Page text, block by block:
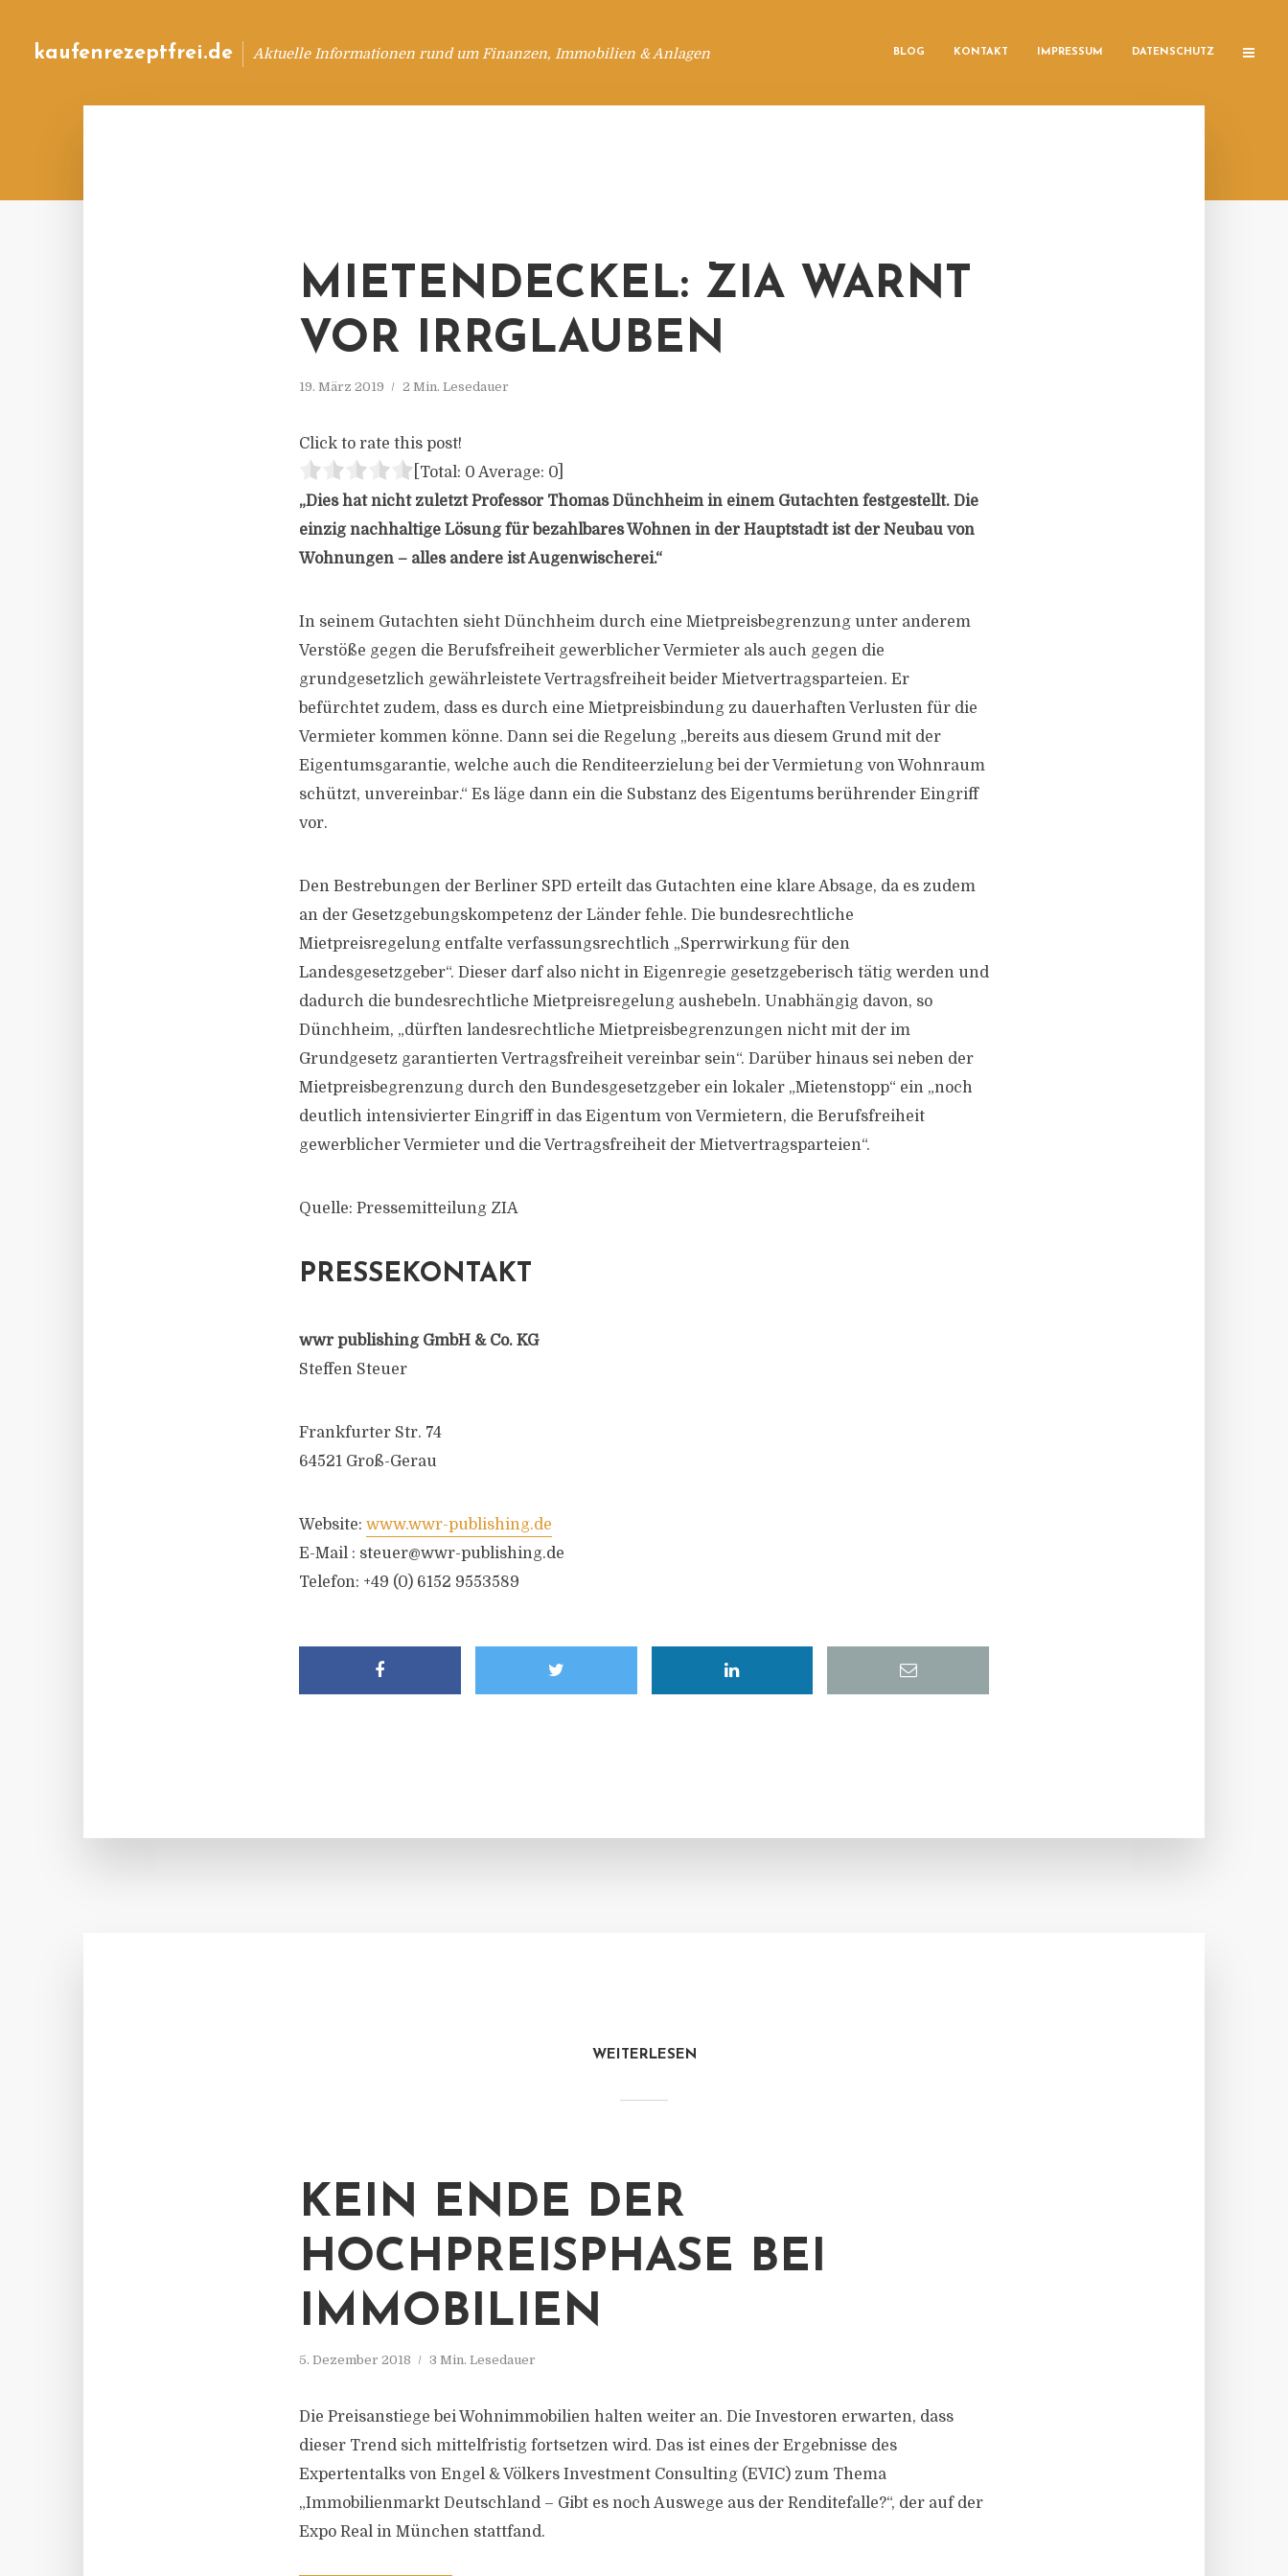
kaufenrezeptfrei.de Aktuelle Informationen rund um Finanzen, Immobilien & Anlagen BLOG KONTAKT IMPRESSUM DATENSCHUTZ
MIETENDECKEL: ZIA WARNT
VOR IRRGLAUBEN
19. März 2019 2 Min. Lesedauer
Click to rate this post!
[Total: 0 Average: 0
„Dies hat nicht zuletzt Professor Thomas Dünchheim in einem Gutachten festgestellt. Die
einzig nachhaltige Lösung für bezahlbares Wohnen in der Hauptstadt ist der Neubau von
Wohnungen – alles andere ist Augenwischerei.“
In seinem Gutachten sieht Dünchheim durch eine Mietpreisbegrenzung unter anderem
Verstöße gegen die Berufsfreiheit gewerblicher Vermieter als auch gegen die
grundgesetzlich gewährleistete Vertragsfreiheit beider Mietvertragsparteien. Er
befürchtet zudem, dass es durch eine Mietpreisbindung zu dauerhaften Verlusten für die
Vermieter kommen könne. Dann sei die Regelung „bereits aus diesem Grund mit der
Eigentumsgarantie, welche auch die Renditeerzielung bei der Vermietung von Wohnraum
schützt, unvereinbar.“ Es läge dann ein die Substanz des Eigentums berührender Eingriff
vor.
Den Bestrebungen der Berliner SPD erteilt das Gutachten eine klare Absage, da es zudem
an der Gesetzgebungskompetenz der Länder fehle. Die bundesrechtliche
Mietpreisregelung entfalte verfassungsrechtlich „Sperrwirkung für den
Landesgesetzgeber“. Dieser darf also nicht in Eigenregie gesetzgeberisch tätig werden und
dadurch die bundesrechtliche Mietpreisregelung aushebeln. Unabhängig davon, so
Dünchheim, „dürften landesrechtliche Mietpreisbegrenzungen nicht mit der im
Grundgesetz garantierten Vertragsfreiheit vereinbar sein“. Darüber hinaus sei neben der
Mietpreisbegrenzung durch den Bundesgesetzgeber ein lokaler „Mietenstopp“ ein „noch
deutlich intensivierter Eingriff in das Eigentum von Vermietern, die Berufsfreiheit
gewerblicher Vermieter und die Vertragsfreiheit der Mietvertragsparteien“.
Quelle: Pressemitteilung ZIA
PRESSEKONTAKT
wwr publishing GmbH & Co. KG
Steffen Steuer
Frankfurter Str. 74
64521 Groß-Gerau
Website: www.wwr-publishing.de
E-Mail : steuer@wwr-publishing.de
Telefon: +49 (0) 6152 9553589
WEITERLESEN
KEIN ENDE DER
HOCHPREISPHASE BEI
IMMOBILIEN
5. Dezember 2018 3 Min. Lesedauer
Die Preisanstiege bei Wohnimmobilien halten weiter an. Die Investoren erwarten, dass
dieser Trend sich mittelfristig fortsetzen wird. Das ist eines der Ergebnisse des
Expertentalks von Engel & Völkers Investment Consulting (EVIC) zum Thema
„Immobilienmarkt Deutschland – Gibt es noch Auswege aus der Renditefalle?“, der auf der
Expo Real in München stattfand.